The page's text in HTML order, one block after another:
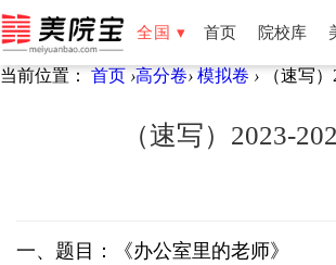
全国 ▾ 首页 院校库
当前位置： 首页 ›高分卷› 模拟卷 › （速写
（速写）2023-
一、题目：《办公室里的老师》